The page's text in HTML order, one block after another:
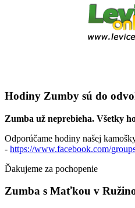
Hodiny Zumby sú do
Zumba už neprebieha. Všetky
Odporúčame hodiny našej
- https://www.facebook.com/
Ďakujeme za pochopenie
Zumba s Maťkou v